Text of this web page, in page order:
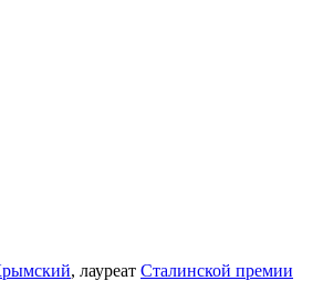
, лауреат Сталинской премии